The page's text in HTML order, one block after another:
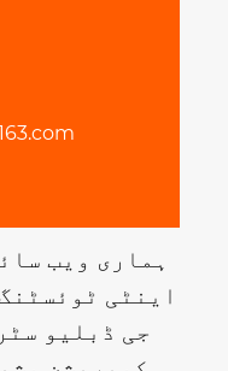
ہماری ویب
اینٹی
جی ڈبلیو